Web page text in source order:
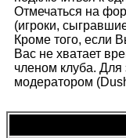
Отмечаться на
(игроки,
Кроме того, если
Вас не хватает
членом клуба. Для
модератором